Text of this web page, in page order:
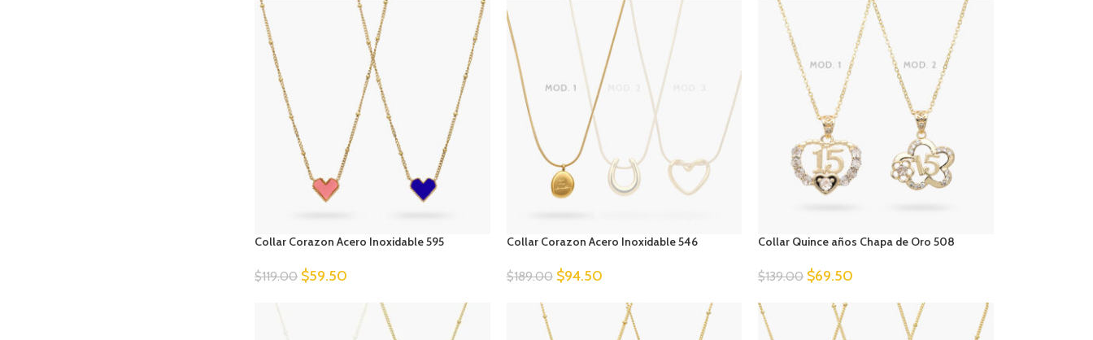
Collar Corazon Acero Inoxidable 595
$119.00 $59.50
Collar Corazon Acero Inoxidable 546
$189.00 $94.50
Collar Quince años Chapa de Oro 508
$139.00 $69.50